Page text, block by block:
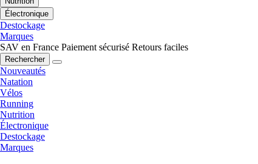
Électronique
Destockage
Marques
SAV en France Paiement sécurisé Retours faciles
Rechercher
Nouveautés
Natation
Vélos
Running
Nutrition
Électronique
Destockage
Marques